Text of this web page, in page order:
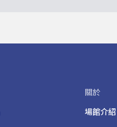
關於
場館介紹